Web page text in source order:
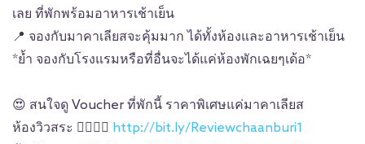
เลย ที่พักพร้อมอาหารเช้าเย็น
📍 จองกับมาคาเลียสจะคุ้มมาก ได้ทั้งห้องและอาหารเช้าเย็น
*ย้ำ จองกับโรงแรมหรือที่อื่นจะได้แค่ห้องพักเฉยๆเด้อ*
😍 สนใจดู Voucher ที่พักนี้ ราคาพิเศษแค่มาคาเลียส
ห้องวิวสระ 👉🏼👉🏼 http://bit.ly/Reviewchaanburi1